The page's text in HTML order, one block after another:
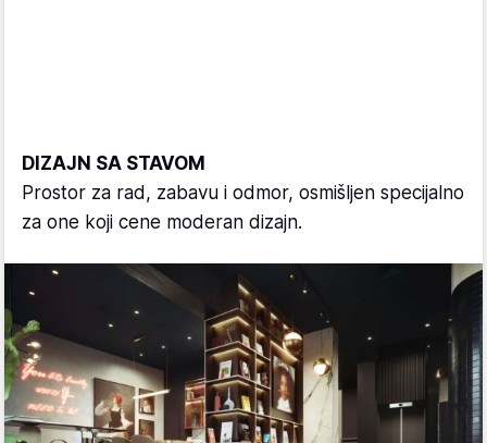
DIZAJN SA STAVOM
Prostor za rad, zabavu i odmor, osmišljen specijalno
za one koji cene moderan dizajn.